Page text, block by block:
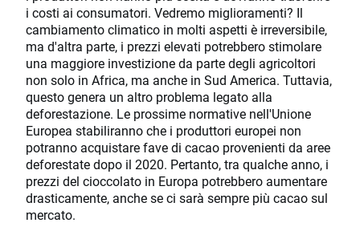
i costi ai consumatori. Vedremo miglioramenti? Il
cambiamento climatico in molti aspetti è irreversibile,
ma d'altra parte, i prezzi elevati potrebbero stimolare
una maggiore investizione da parte degli agricoltori
non solo in Africa, ma anche in Sud America. Tuttavia,
questo genera un altro problema legato alla
deforestazione. Le prossime normative nell'Unione
Europea stabiliranno che i produttori europei non
potranno acquistare fave di cacao provenienti da aree
deforestate dopo il 2020. Pertanto, tra qualche anno, i
prezzi del cioccolato in Europa potrebbero aumentare
drasticamente, anche se ci sarà sempre più cacao sul
mercato.